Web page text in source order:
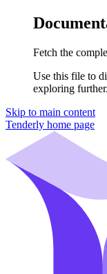
Fetch the
Use this file to
exploring further.
Skip to main content
Tenderly home page